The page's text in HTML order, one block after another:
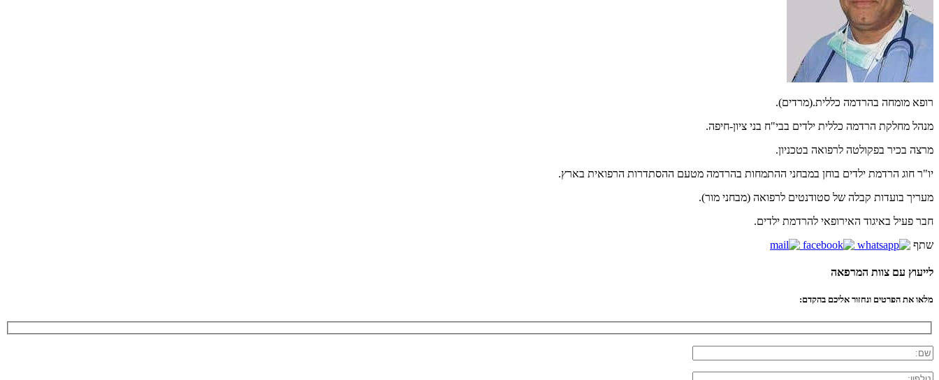
רופא מומחה בהרדמה כללית.(מרדים).
מנהל מחלקת הרדמה כללית ילדים בבי"ח בני ציון-חיפה.
מרצה בכיר בפקולטה לרפואה בטכניון.
יו"ר חוג הרדמת ילדים בוחן במבחני ההתמחות בהרדמה מטעם ההסתדרות הרפואית בארץ.
מעריך בועדות קבלה של סטודנטים לרפואה (מבחני מור).
חבר פעיל באיגוד האירופאי להרדמת ילדים.
שתף
לייעוץ עם צוות המרפאה
מלאו את הפרטים ונחזור אליכם בהקדם: